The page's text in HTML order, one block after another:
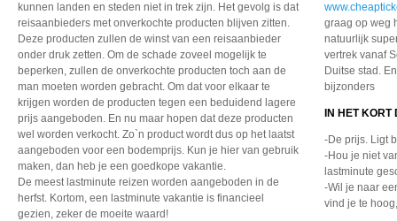
kunnen landen en steden niet in trek zijn. Het gevolg is dat
reisaanbieders met onverkochte producten blijven zitten.
Deze producten zullen de winst van een reisaanbieder
onder druk zetten. Om de schade zoveel mogelijk te
beperken, zullen de onverkochte producten toch aan de
man moeten worden gebracht. Om dat voor elkaar te
krijgen worden de producten tegen een beduidend lagere
prijs aangeboden. En nu maar hopen dat deze producten
wel worden verkocht. Zo`n product wordt dus op het laatst
aangeboden voor een bodemprijs. Kun je hier van gebruik
maken, dan heb je een goedkope vakantie.
De meest lastminute reizen worden aangeboden in de
herfst. Kortom, een lastminute vakantie is financieel
gezien, zeker de moeite waard!
graag op weg
natuurlijk
vertrek vanaf
Duitse stad.
bijzonders
IN HET
-De prijs. Ligt
-Hou je niet
lastminute
-Wil je naar
vind je te